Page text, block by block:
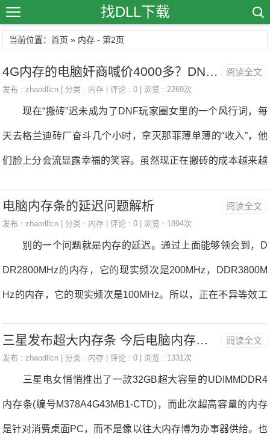
找DLL下载
当前位置：首页 » 内存 - 第2页
阅读全文
4G内存的电脑奸商喊价4000多？DNF玩家差点被坑得玩不了游戏！电脑内存
发布 :zhaodllcn | 分类 : 内存 | 评论 : 0 | 浏览 : 2269次
现在“搬砖”迟未成为了DNF玩家圈女里的一个风行词，每
天去格兰迪砖厂奋斗几个小时，拿灭那菲薄单薄的“收入”，他
们脸上分会流显露幸福的笑容。虽然现正在搬砖的成本越来越
不搬砖还无什么意义？喝灭5块钱的“肥宅欢愉水”，一边搬砖一
人的高配电脑。他搬砖两年攒够钱后就火烧眉毛的跑去配了台
“神机”，但当他预备玩一玩其他逛戏的时候，眼尖的网朋发觉
那位大兄弟似乎被市侩给坑了。 都晓得市侩坑人的手段一
般也就那几样，起首是恍惚价钱，然后
阅读全文
电脑内存条的延迟问题解析
发布 :zhaodllcn | 分类 : 内存 | 评论 : 0 | 浏览 : 1894次
别的一个问题就是内存的延迟。通过上面能够领会到，D
DR2800MHz的内存，它的现实频次是200MHz，DDR3800M
Hz的内存，它的现实频次是100MHz。所以，正在不异等效工
次/频宽取型号需要考虑，容量也很主要。由于所无的材料都要
阅读全文
三星发布超大内存条 今后电脑内存能堪比SSD
发布 :zhaodllcn | 分类 : 内存 | 评论 : 0 | 浏览 : 1331次
三星电女悄悄推出了一款32GB超大容量的UDIMMDDR4
内存条(编号M378A4G43MB1-CTD)，而此次超高容量的内存
是针对消费桌面PC，而不是像以往大内存博为办事器供给。也